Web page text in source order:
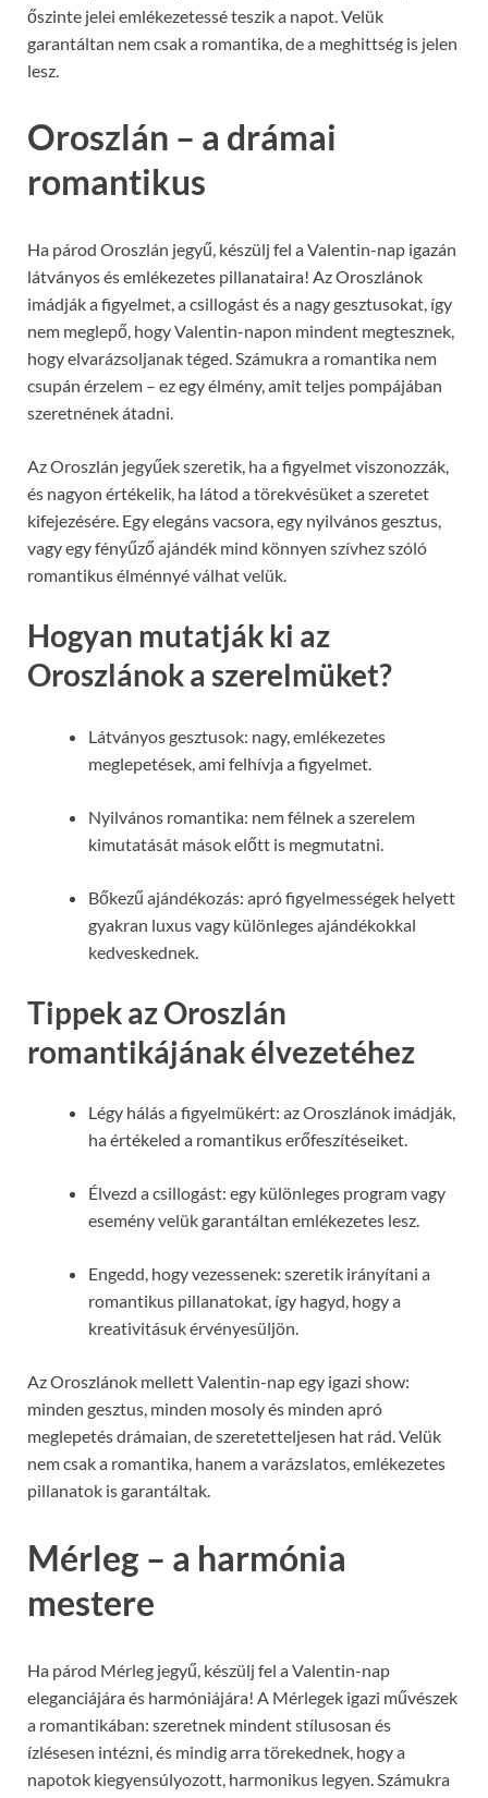
őszinte jelei emlékezetessé teszik a napot. Velük
garantáltan nem csak a romantika, de a meghittség is jelen
lesz.
Oroszlán – a drámai
romantikus
Ha párod Oroszlán jegyű, készülj fel a Valentin-nap igazán
látványos és emlékezetes pillanataira! Az Oroszlánok
imádják a figyelmet, a csillogást és a nagy gesztusokat, így
nem meglepő, hogy Valentin-napon mindent megtesznek,
hogy elvarázsoljanak téged. Számukra a romantika nem
csupán érzelem – ez egy élmény, amit teljes pompájában
szeretnének átadni.
Az Oroszlán jegyűek szeretik, ha a figyelmet viszonozzák,
és nagyon értékelik, ha látod a törekvésüket a szeretet
kifejezésére. Egy elegáns vacsora, egy nyilvános gesztus,
vagy egy fényűző ajándék mind könnyen szívhez szóló
romantikus élménnyé válhat velük.
Hogyan mutatják ki az
Oroszlánok a szerelmüket?
Látványos gesztusok: nagy, emlékezetes
meglepetések, ami felhívja a figyelmet.
Nyilvános romantika: nem félnek a szerelem
kimutatását mások előtt is megmutatni.
Bőkezű ajándékozás: apró figyelmességek helyett
gyakran luxus vagy különleges ajándékokkal
kedveskednek.
Tippek az Oroszlán
romantikájának élvezetéhez
Légy hálás a figyelmükért: az Oroszlánok imádják,
ha értékeled a romantikus erőfeszítéseiket.
Élvezd a csillogást: egy különleges program vagy
esemény velük garantáltan emlékezetes lesz.
Engedd, hogy vezessenek: szeretik irányítani a
romantikus pillanatokat, így hagyd, hogy a
kreativitásuk érvényesüljön.
Az Oroszlánok mellett Valentin-nap egy igazi show:
minden gesztus, minden mosoly és minden apró
meglepetés drámaian, de szeretetteljesen hat rád. Velük
nem csak a romantika, hanem a varázslatos, emlékezetes
pillanatok is garantáltak.
Mérleg – a harmónia
mestere
Ha párod Mérleg jegyű, készülj fel a Valentin-nap
eleganciájára és harmóniájára! A Mérlegek igazi művészek
a romantikában: szeretnek mindent stílusosan és
ízlésesen intézni, és mindig arra törekednek, hogy a
napotok kiegyensúlyozott, harmonikus legyen. Számukra